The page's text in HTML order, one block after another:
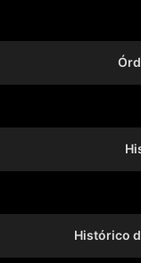
Histórico